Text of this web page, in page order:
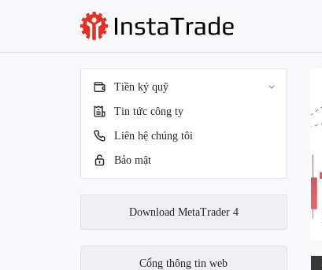
Tiền ký quỹ
Tin tức công ty
Liên hệ chúng tôi
Bảo mật
Download MetaTrader 4
Cổng thông tin web